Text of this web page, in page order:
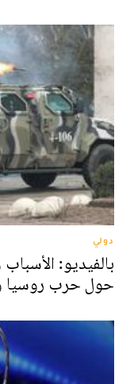
دولي
بالفيديو:
حول حرب روسيا